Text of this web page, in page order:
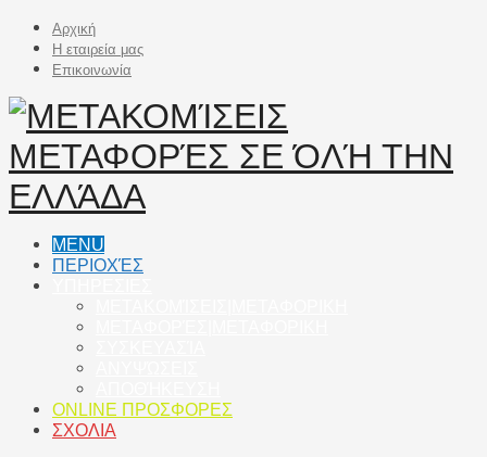
Αρχική
Η εταιρεία μας
Επικοινωνία
MENU
ΠΕΡΙΟΧΈΣ
ONLINE ΠΡΟΣΦΟΡΕΣ
ΣΧΟΛΙΑ